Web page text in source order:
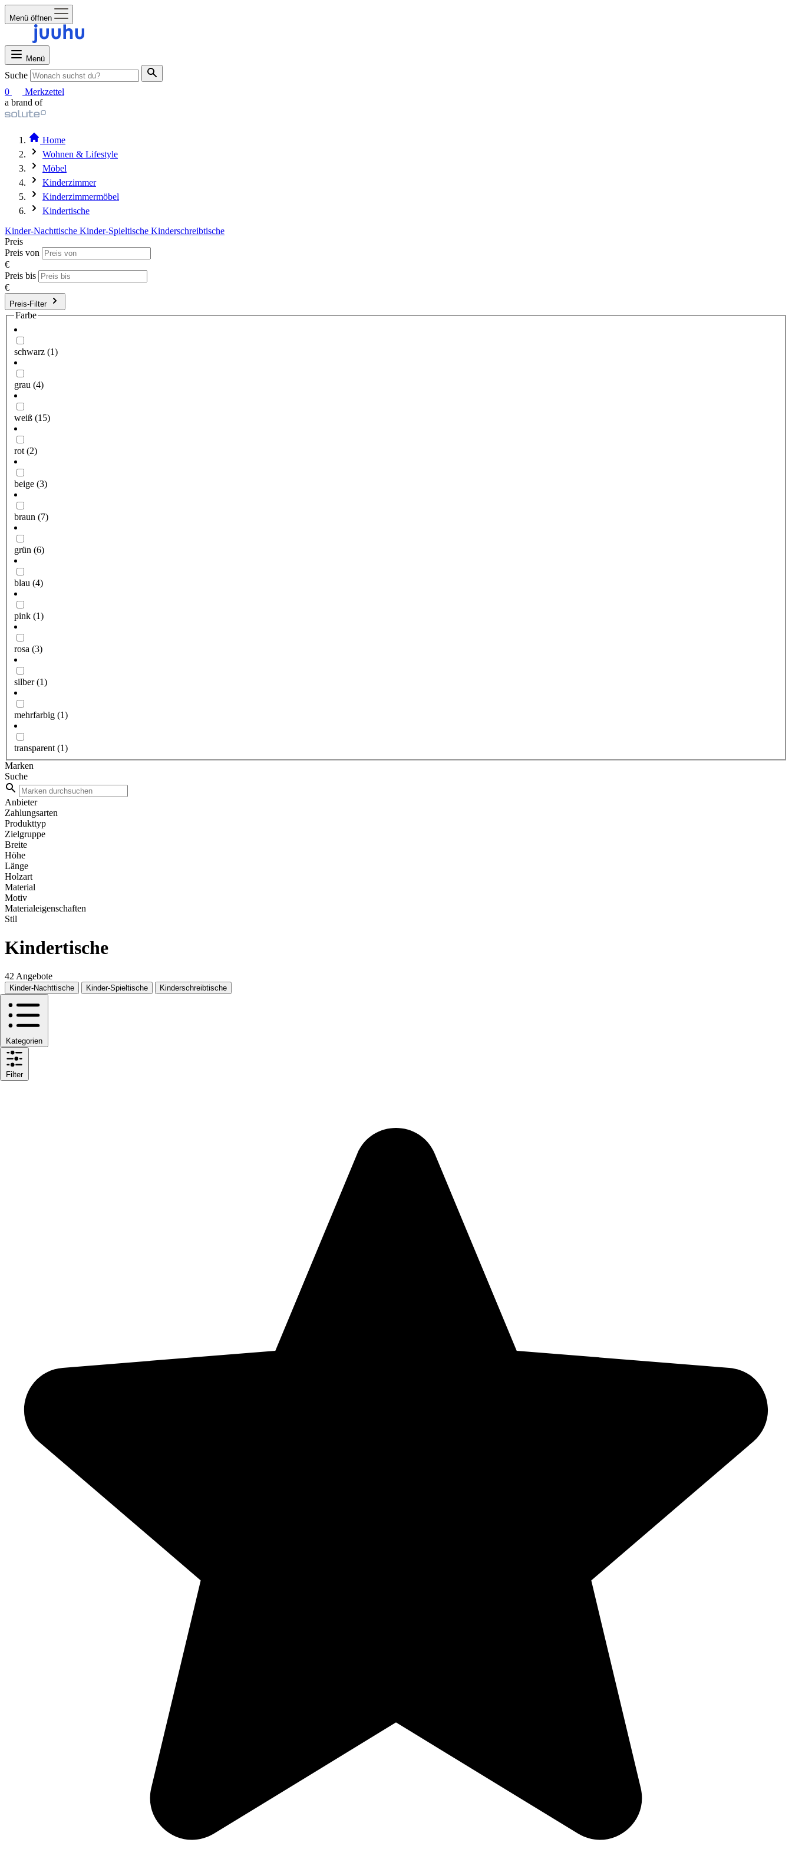
Menü öffnen
Menü
Suche
0
Merkzettel
a brand of
Home
Wohnen & Lifestyle
Möbel
Kinderzimmer
Kinderzimmermöbel
Kindertische
Kinder-Nachttische Kinder-Spieltische Kinderschreibtische
Preis
Preis von
€
Preis bis
€
Preis-Filter
Farbe
schwarz (1)
grau (4)
weiß (15)
rot (2)
beige (3)
braun (7)
grün (6)
blau (4)
pink (1)
rosa (3)
silber(1)
mehrfarbig (1)
transparent (1)
Marken
Suche
Anbieter
Zahlungsarten
Produkttyp
Zielgruppe
Breite
Höhe
Länge
Holzart
Material
Motiv
Materialeigenschaften
Stil
Kindertische
42 Angebote
Kinder-Nachttische Kinder-Spieltische Kinderschreibtische
Kategorien
Filter